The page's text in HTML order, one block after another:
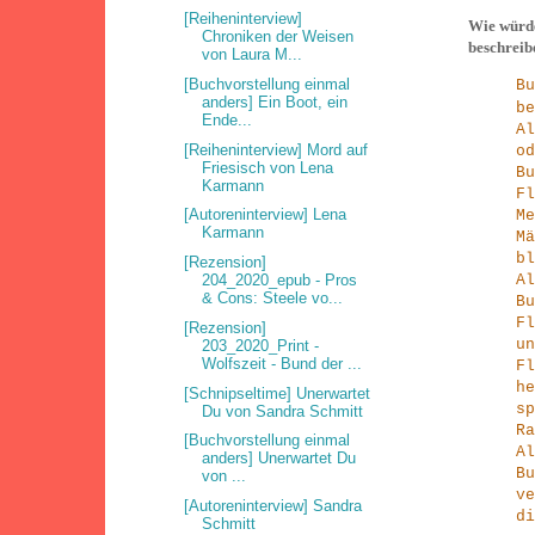
Wie
[Reiheninterview]
Chroniken der Weisen
von Laura M...
[Buchvorstellung einmal
anders] Ein Boot, ein
Ende...
[Reiheninterview] Mord auf
Friesisch von Lena
Karmann
[Autoreninterview] Lena
Karmann
[Rezension]
204_2020_epub - Pros
& Cons: Steele vo...
[Rezension]
203_2020_Print -
Wolfszeit - Bund der ...
[Schnipseltime] Unerwartet
Du von Sandra Schmitt
[Buchvorstellung einmal
anders] Unerwartet Du
von ...
[Autoreninterview] Sandra
Schmitt